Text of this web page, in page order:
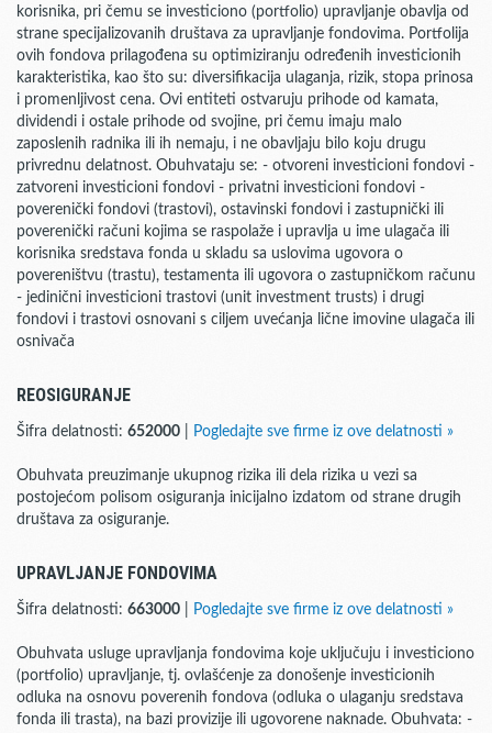
korisnika, pri čemu se investiciono (portfolio) upravljanje obavlja od
strane specijalizovanih društava za upravljanje fondovima. Portfolija
ovih fondova prilagođena su optimiziranju određenih investicionih
karakteristika, kao što su: diversifikacija ulaganja, rizik, stopa prinosa
i promenljivost cena. Ovi entiteti ostvaruju prihode od kamata,
dividendi i ostale prihode od svojine, pri čemu imaju malo
zaposlenih radnika ili ih nemaju, i ne obavljaju bilo koju drugu
privrednu delatnost. Obuhvataju se: - otvoreni investicioni fondovi -
zatvoreni investicioni fondovi - privatni investicioni fondovi -
poverenički fondovi (trastovi), ostavinski fondovi i zastupnički ili
poverenički računi kojima se raspolaže i upravlja u ime ulagača ili
korisnika sredstava fonda u skladu sa uslovima ugovora o
povereništvu (trastu), testamenta ili ugovora o zastupničkom računu
- jedinični investicioni trastovi (unit investment trusts) i drugi
fondovi i trastovi osnovani s ciljem uvećanja lične imovine ulagača ili
osnivača
REOSIGURANJE
Šifra delatnosti: 652000 Pogledajte sve firme iz ove delatnosti »
Obuhvata preuzimanje ukupnog rizika ili dela rizika u vezi sa
postojećom polisom osiguranja inicijalno izdatom od strane drugih
društava za osiguranje.
UPRAVLJANJE FONDOVIMA
Šifra delatnosti: 663000 Pogledajte sve firme iz ove delatnosti »
Obuhvata usluge upravljanja fondovima koje uključuju i investiciono
(portfolio) upravljanje, tj. ovlašćenje za donošenje investicionih
odluka na osnovu poverenih fondova (odluka o ulaganju sredstava
fonda ili trasta), na bazi provizije ili ugovorene naknade. Obuhvata: -